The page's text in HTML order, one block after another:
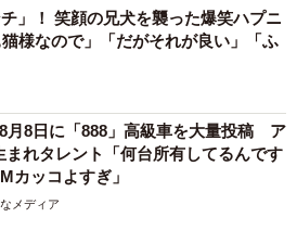
」！ 笑顔の兄犬を襲った爆笑ハプニ
様なので」「だがそれが良い」「ふ
月8日に「888」高級車を大量投稿 ア
まれタレント「何台所有してるんです
カッコよすぎ」
メディア